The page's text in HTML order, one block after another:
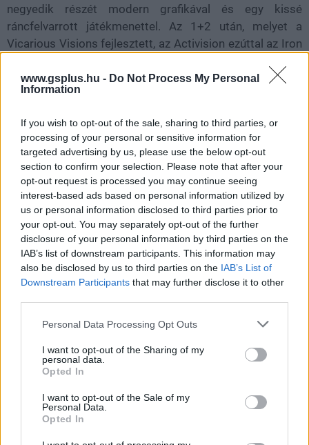
www.gsplus.hu - Do Not Process My Personal
Information
If you wish to opt-out of the sale, sharing to third parties, or
processing of your personal or sensitive information for
targeted advertising by us, please use the below opt-out
section to confirm your selection. Please note that after your
opt-out request is processed you may continue seeing
interest-based ads based on personal information utilized by
us or personal information disclosed to third parties prior to
your opt-out. You may separately opt-out of the further
disclosure of your personal information by third parties on the
IAB’s list of downstream participants. This information may
also be disclosed by us to third parties on the IAB’s List of
Downstream Participants that may further disclose it to other
Please note that this website/app uses one or more Google
not limited to your visit or usage behaviour. You may click to
grant or deny consent to Google and its third-party tags to
use your data for below specified purposes in below Google
consent section.
Personal Data Processing Opt Outs
I want to opt-out of the Sharing of my
personal data.
Opted In
I want to opt-out of the Sale of my
Personal Data.
Opted In
negyedik részét modern grafikával és egy kissé
ráncfelvarrott játékmenettel. Az 1+2 után, melyet a
Vicarious Visions fejlesztett, az Activision ezúttal az Iron
of Us Part I és II PC-s portjáról ismerhettek, mely nem
feltétlenül a legjobb pályaeredmény, de a második rész
Mielőtt viszont a remake aszfaltjára gördültem volna,
elővettem egy kicsit a 4 régi változatát, részben
nosztalgia miatt, részben azért, hogy mégis csak legyen
összehasonlítási alap, hiszen nem ma játszottam vele
utoljára. Mint utólag kiderült, ez igazából teljesen
felesleges volt, ugyanis a széria eddig újraalkotott részei
közül a negyedik játék hasonlít legkevésbé az eredeti
változatához, és ez az első dolog, ami igazán
szembetűnő a 3+4 kapcsán.